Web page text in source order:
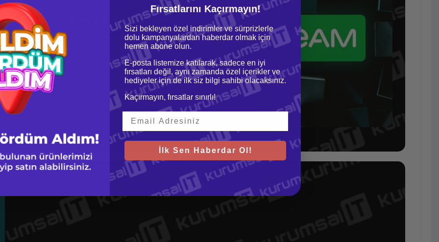
ve Ölçeklenebilir Çözümler
sunar. Bu, verilerin hem yerel hem de bulut tabanlı depolama
ihtiyaçlarına uygun bir bulut stratejisi oluşturabilir ve veri
ölçeklendirebilir.
Fırsatlarını Kaçırmayın!
Sizi bekleyen özel indirimler ve sürprizlerle
dolu kampanyalardan haberdar olmak için
hemen abone olun.
E-posta listemize katılarak, sadece en iyi
fırsatları değil, aynı zamanda özel içerikler ve
hediyeler için de ilk siz bilgi sahibi olacaksınız.
Kaçırmayın, fırsatlar sınırlı!
İlk Sen Haberdar Ol!